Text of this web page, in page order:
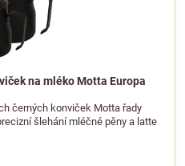
na mléko Motta Europa
černých konviček Motta řady
šlehání mléčné pěny a latte